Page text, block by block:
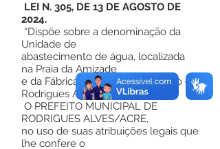
LEI N. 305, DE 13 DE AGOSTO DE
2024.
“Dispõe sobre a denominação da
Unidade de
abastecimento de água, localizada
na Praia da Amizade
e da Fábrica de Gelo do Município de
Rodrigues Alves.”
O PREFEITO MUNICIPAL DE
RODRIGUES ALVES/ACRE,
no uso de suas atribuições legais que
lhe confere o